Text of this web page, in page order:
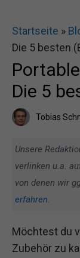
Startseite »
Die 5 besten
Die 5
Tobias
Unsere
verlinken u.a.
von denen wir
erfahren.
Möchtest du
Zubehör zu